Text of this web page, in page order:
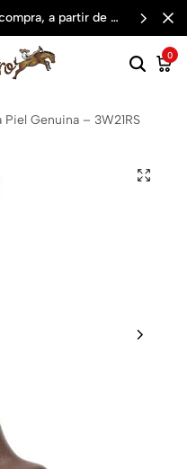
a partir de $3,000 mxn
0
Piel Genuina – 3W21RS